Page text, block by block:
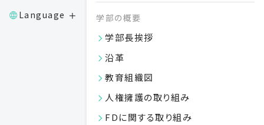
Language
学部の概要
学部長挨拶
沿革
教育組織図
人権擁護の取り組み
FDに関する取り組み
成績評価に成績評価点を用いる授業科目において、すべ
すべての必修科目でC評価以上であること。
歯学系共用試験を受験する学年では、これに合格してい
進級判定及び単位認定の特例